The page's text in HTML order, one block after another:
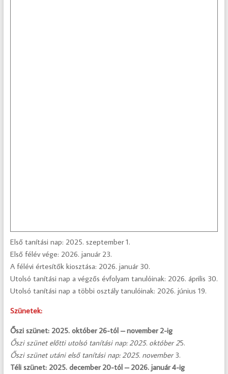
Első tanítási nap: 2025. szeptember 1.
Első félév vége: 2026. január 23.
A félévi értesítők kiosztása: 2026. január 30.
Utolsó tanítási nap a végzős évfolyam tanulóinak: 2026. április 30.
Utolsó tanítási nap a többi osztály tanulóinak: 2026. június 19.
Szünetek:
Őszi szünet: 2025. október 26-tól – november 2-ig
Őszi szünet előtti utolsó tanítási nap: 2025. október 25.
Őszi szünet utáni első tanítási nap: 2025. november3.
Téli szünet: 2025. december 20-tól – 2026. január 4-ig